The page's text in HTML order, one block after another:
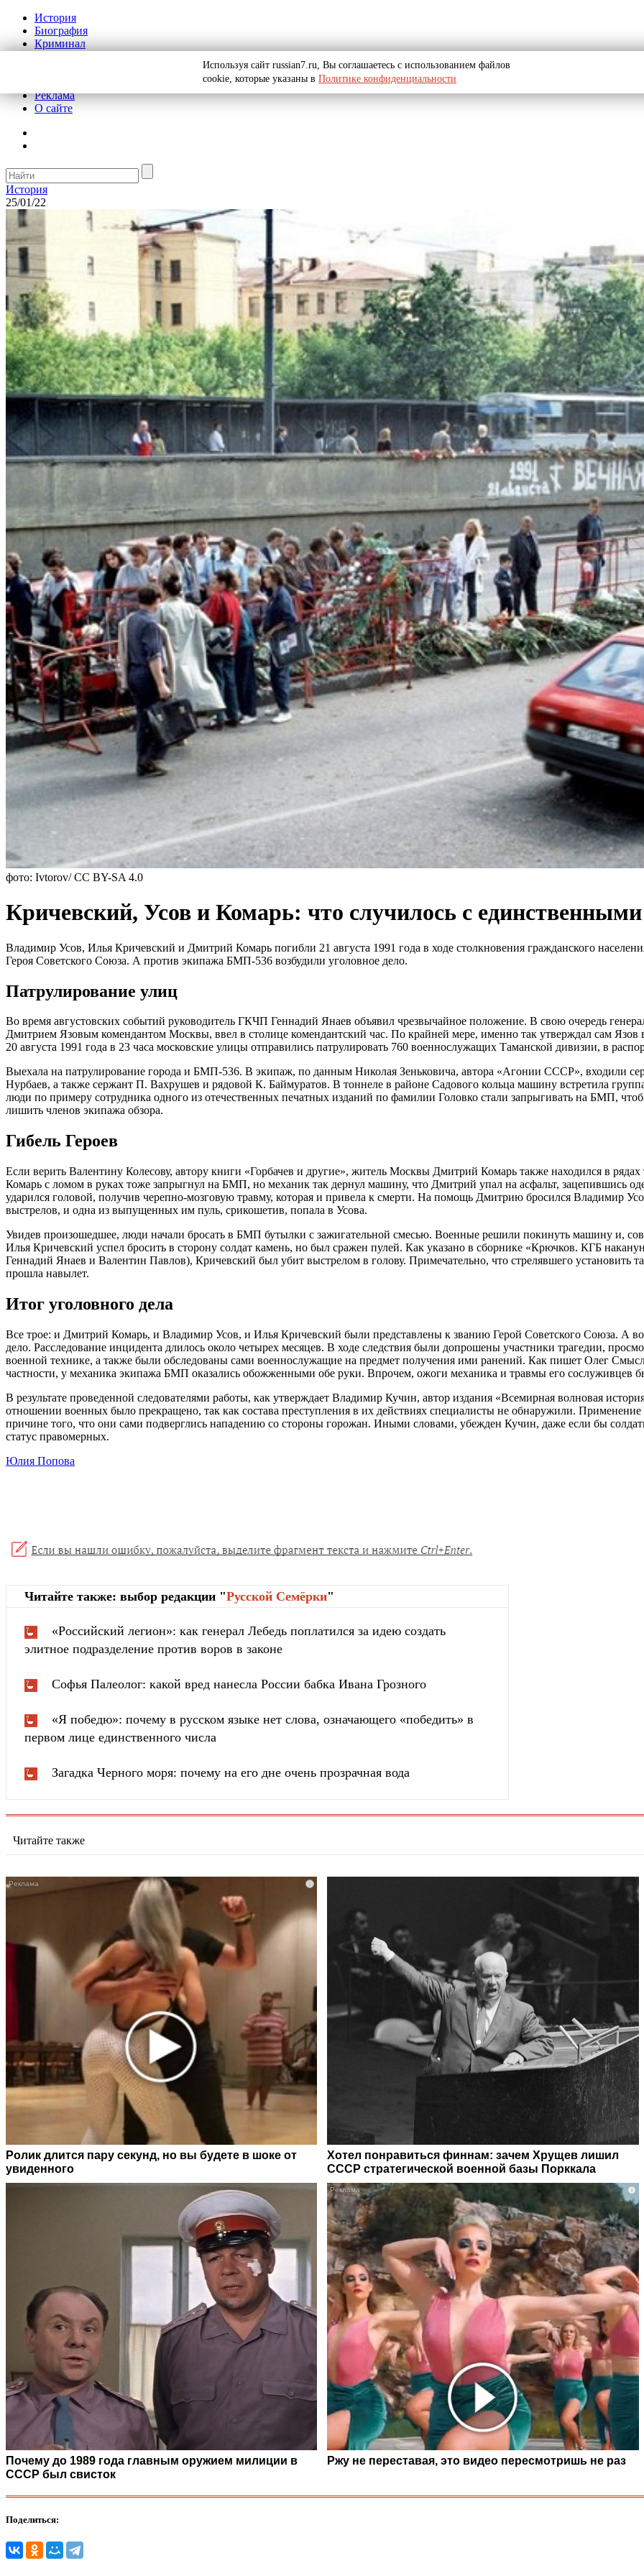
История
Биография
Криминал
Реклама
О сайте
История
25/01/22
фото: Ivtorov/ CC BY-SA 4.0
Кричевский, Усов и Комарь: что случилось с
Владимир Усов, Илья Кричевский и Дмитрий Комарь погибли 21 августа 1991 года в ходе столкновения гражданского
Героя Советского Союза. А против экипажа БМП-536 возбудили уголовное дело.
Патрулирование улиц
Во время августовских событий руководитель ГКЧП Геннадий Янаев объявил чрезвычайное положение. В свою очередь
Дмитрием Язовым комендантом Москвы, ввел в столице комендантский час. По крайней мере, именно так утверждал сам
20 августа 1991 года в 23 часа московские улицы отправились патрулировать 760 военнослужащих Таманской дивизии, в
Выехала на патрулирование города и БМП-536. В экипаж, по данным Николая Зеньковича, автора «Агонии СССР», входили
Нурбаев, а также сержант П. Вахрушев и рядовой К. Баймуратов. В тоннеле в районе Садового кольца машину встретила
люди по примеру сотрудника одного из отечественных печатных изданий по фамилии Головко стали запрыгивать на БМП,
лишить членов экипажа обзора.
Гибель Героев
Если верить Валентину Колесову, автору книги «Горбачев и другие», житель Москвы Дмитрий Комарь также находился в
Комарь с ломом в руках тоже запрыгнул на БМП, но механик так дернул машину, что Дмитрий упал на асфальт, зацепившись
ударился головой, получив черепно-мозговую травму, которая и привела к смерти. На помощь Дмитрию бросился Владимир
выстрелов, и одна из выпущенных им пуль, срикошетив, попала в Усова.
Увидев произошедшее, люди начали бросать в БМП бутылки с зажигательной смесью. Военные решили покинуть машину и,
Илья Кричевский успел бросить в сторону солдат камень, но был сражен пулей. Как указано в сборнике «Крючков. КГБ
Геннадий Янаев и Валентин Павлов), Кричевский был убит выстрелом в голову. Примечательно, что стрелявшего установить
прошла навылет.
Итог уголовного дела
Все трое: и Дмитрий Комарь, и Владимир Усов, и Илья Кричевский были представлены к званию Герой Советского Союза. А
дело. Расследование инцидента длилось около четырех месяцев. В ходе следствия были допрошены участники трагедии,
военной технике, а также были обследованы сами военнослужащие на предмет получения ими ранений. Как пишет Олег
частности, у механика экипажа БМП оказались обожженными обе руки. Впрочем, ожоги механика и травмы его сослуживцев
В результате проведенной следователями работы, как утверждает Владимир Кучин, автор издания «Всемирная волновая
отношении военных было прекращено, так как состава преступления в их действиях специалисты не обнаружили.
причине того, что они сами подверглись нападению со стороны горожан. Иными словами, убежден Кучин, даже если бы
статус правомерных.
Юлия Попова
Читайте также: выбор редакции "Русской Cемёрки"
«Российский легион»: как генерал Лебедь поплатился за идею создать
элитное подразделение против воров в законе
Софья Палеолог: какой вред нанесла России бабка Ивана Грозного
«Я победю»: почему в русском языке нет слова, означающего «победить» в
первом лице единственного числа
Загадка Черного моря: почему на его дне очень прозрачная вода
Читайте также
i
Ролик длится пару секунд, но вы будете в шоке от
увиденного
Хотел понравиться финнам: зачем Хрущев лишил
СССР стратегической военной базы Порккала
Почему до 1989 года главным оружием милиции в
СССР был свисток
i
Ржу не переставая, это видео пересмотришь не раз
Поделиться:
Используя сайт russian7.ru, Вы соглашаетесь с использованием файлов
cookie, которые указаны в Политике конфиденциальности